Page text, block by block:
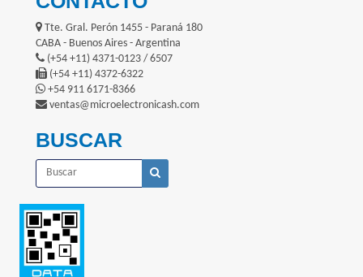
Tte. Gral. Perón 1455 - Paraná 180
CABA - Buenos Aires - Argentina
(+54 +11) 4371-0123 / 6507
(+54 +11) 4372-6322
+54 911 6171-8366
ventas@microelectronicash.com
BUSCAR